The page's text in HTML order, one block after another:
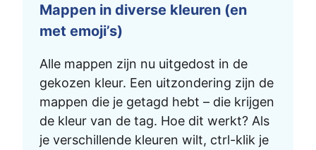
Mappen in diverse kleuren (en
met emoji’s)
Alle mappen zijn nu uitgedost in de
gekozen kleur. Een uitzondering zijn de
mappen die je getagd hebt – die krijgen
de kleur van de tag. Hoe dit werkt? Als
je verschillende kleuren wilt, ctrl-klik je